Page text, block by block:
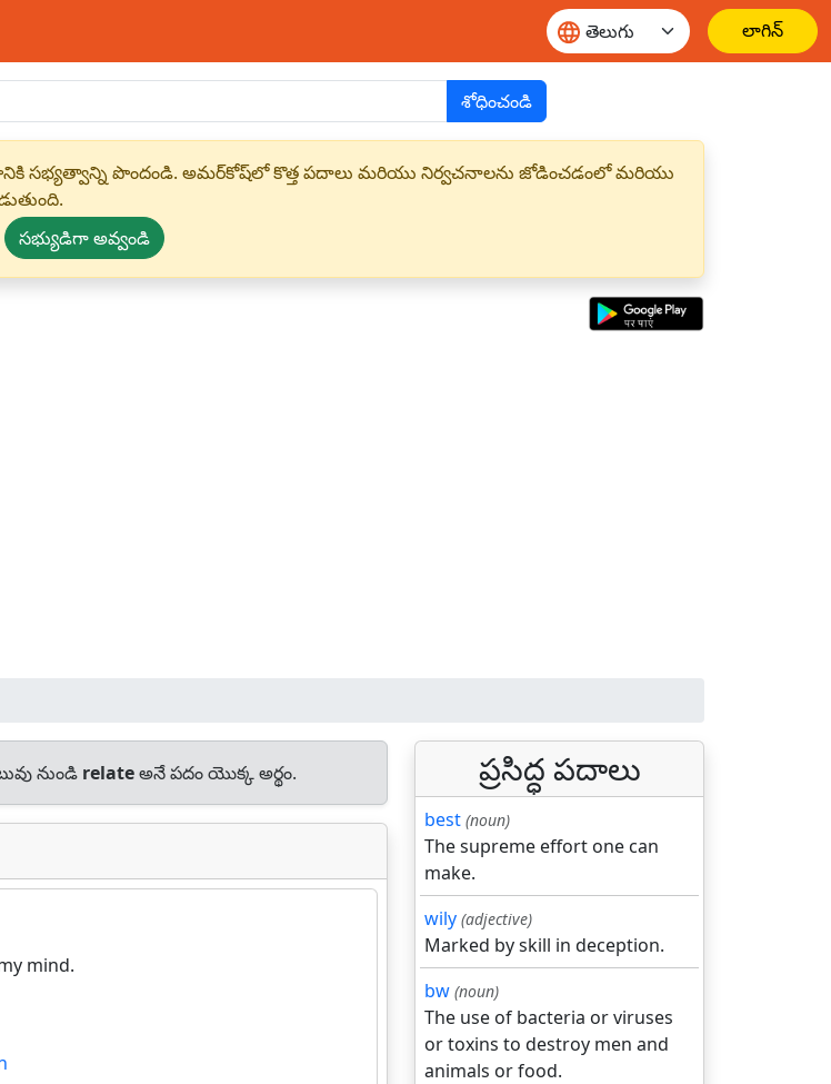
లాగిన్
శోధించండి
సభ్యత్వాన్ని పొందండి. అమర్‌కోష్‌లో కొత్త పదాలు మరియు నిర్వచనాలను జోడించడంలో మరియు
సభ్యుడిగా అవ్వండి
నుండి relateఅనే పదం యొక్క అర్థం.
mind.
ప్రసిద్ధ పదాలు
best (noun)
The supreme effort one can
make.
wily (adjective)
Marked by skill in deception.
bw (noun)
The use of bacteria or viruses
or toxins to destroy men and
animals or food.